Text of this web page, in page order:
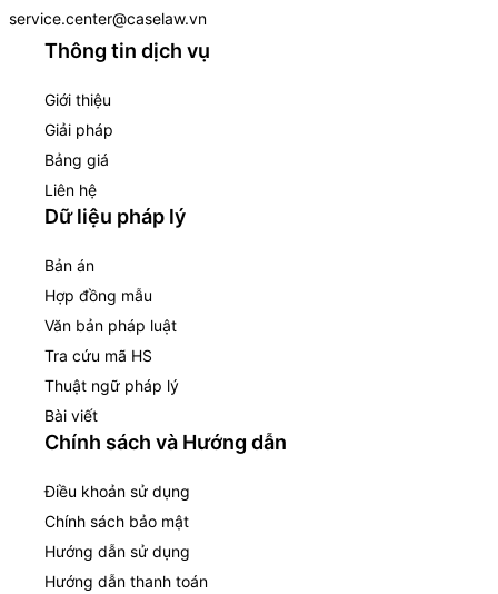
service.center@caselaw.vn
Thông tin dịch vụ
Giới thiệu
Giải pháp
Bảng giá
Liên hệ
Dữ liệu pháp lý
Bản án
Hợp đồng mẫu
Văn bản pháp luật
Tra cứu mã HS
Thuật ngữ pháp lý
Bài viết
Chính sách và Hướng dẫn
Điều khoản sử dụng
Chính sách bảo mật
Hướng dẫn sử dụng
Hướng dẫn thanh toán